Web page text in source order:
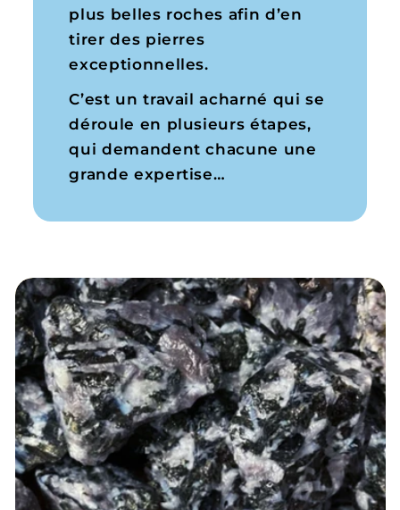
plus belles roches afin d’en
tirer des pierres
exceptionnelles.
C’est un travail acharné qui se
déroule en plusieurs étapes,
qui demandent chacune une
grande expertise…